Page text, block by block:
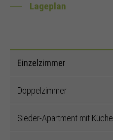
Lageplan
Einzelzimmer
Doppelzimmer
Sieder-Apartment mit Küche